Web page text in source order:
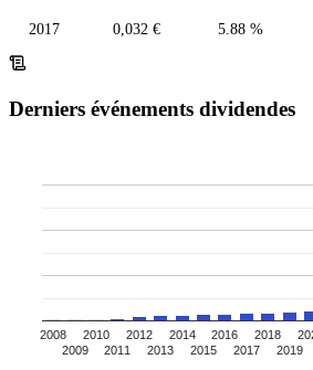
2017 0,032 € 5.88 %
Derniers événements dividendes
2008
2009
2010
2011
2012
2013
2014
2015
2016
2017
2018
2019